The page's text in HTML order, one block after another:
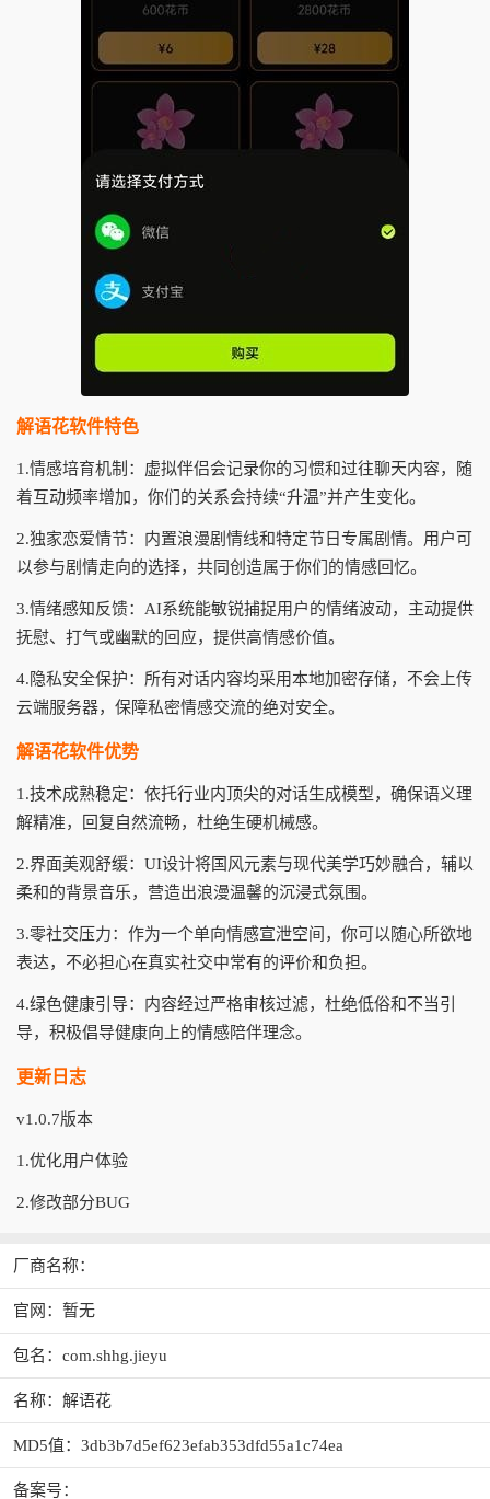
解语花软件特色
1.情感培育机制：虚拟伴侣会记录你的习惯和过往聊天内容，随
着互动频率增加，你们的关系会持续“升温”并产生变化。
2.独家恋爱情节：内置浪漫剧情线和特定节日专属剧情。用户可
以参与剧情走向的选择，共同创造属于你们的情感回忆。
3.情绪感知反馈：AI系统能敏锐捕捉用户的情绪波动，主动提供
抚慰、打气或幽默的回应，提供高情感价值。
4.隐私安全保护：所有对话内容均采用本地加密存储，不会上传
云端服务器，保障私密情感交流的绝对安全。
解语花软件优势
1.技术成熟稳定：依托行业内顶尖的对话生成模型，确保语义理
解精准，回复自然流畅，杜绝生硬机械感。
2.界面美观舒缓：UI设计将国风元素与现代美学巧妙融合，辅以
柔和的背景音乐，营造出浪漫温馨的沉浸式氛围。
3.零社交压力：作为一个单向情感宣泄空间，你可以随心所欲地
表达，不必担心在真实社交中常有的评价和负担。
4.绿色健康引导：内容经过严格审核过滤，杜绝低俗和不当引
导，积极倡导健康向上的情感陪伴理念。
更新日志
v1.0.7版本
1.优化用户体验
2.修改部分BUG
厂商名称：
官网：暂无
包名：com.shhg.jieyu
名称：解语花
MD5值：3db3b7d5ef623efab353dfd55a1c74ea
备案号：